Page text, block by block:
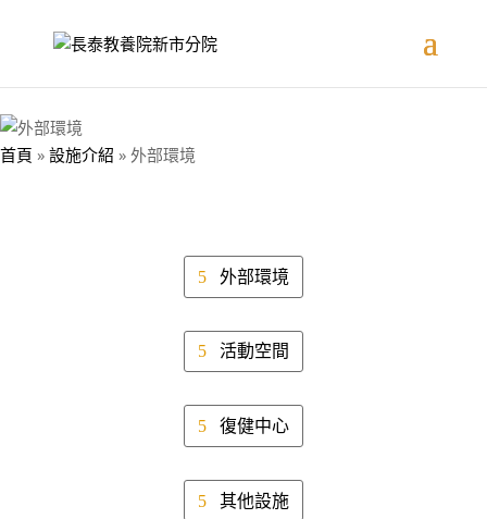
首頁 » 設施介紹 » 外部環境
外部環境
活動空間
復健中心
其他設施